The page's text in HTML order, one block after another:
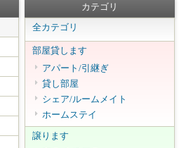
カテゴリ
全カテゴリ
部屋貸します
アパート/引継ぎ
貸し部屋
シェア/ルームメイト
ホームステイ
譲ります